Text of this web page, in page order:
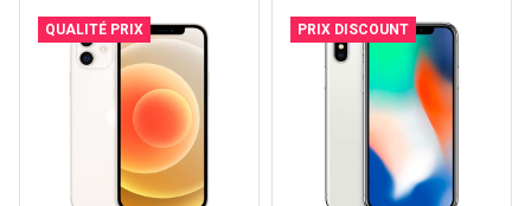
QUALITÉ PRIX PRIX DISCOUNT